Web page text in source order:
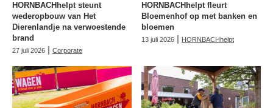
HORNBACHhelpt steunt
wederopbouw van Het
Dierenlandje na verwoestende
brand
27 juli 2026 | Corporate
HORNBACHhelpt fleurt
Bloemenhof op met banken en
bloemen
13 juli 2026 | HORNBACHhelpt